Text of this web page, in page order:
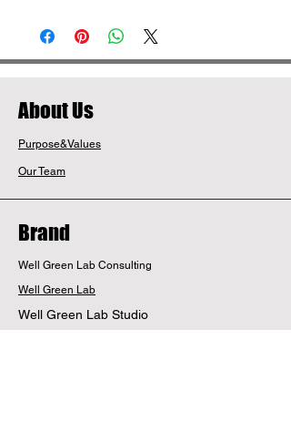
​About Us
Purpose&Values
Our Team
Brand
Well Green Lab Consulting
Well Green Lab
Well Green Lab Studio